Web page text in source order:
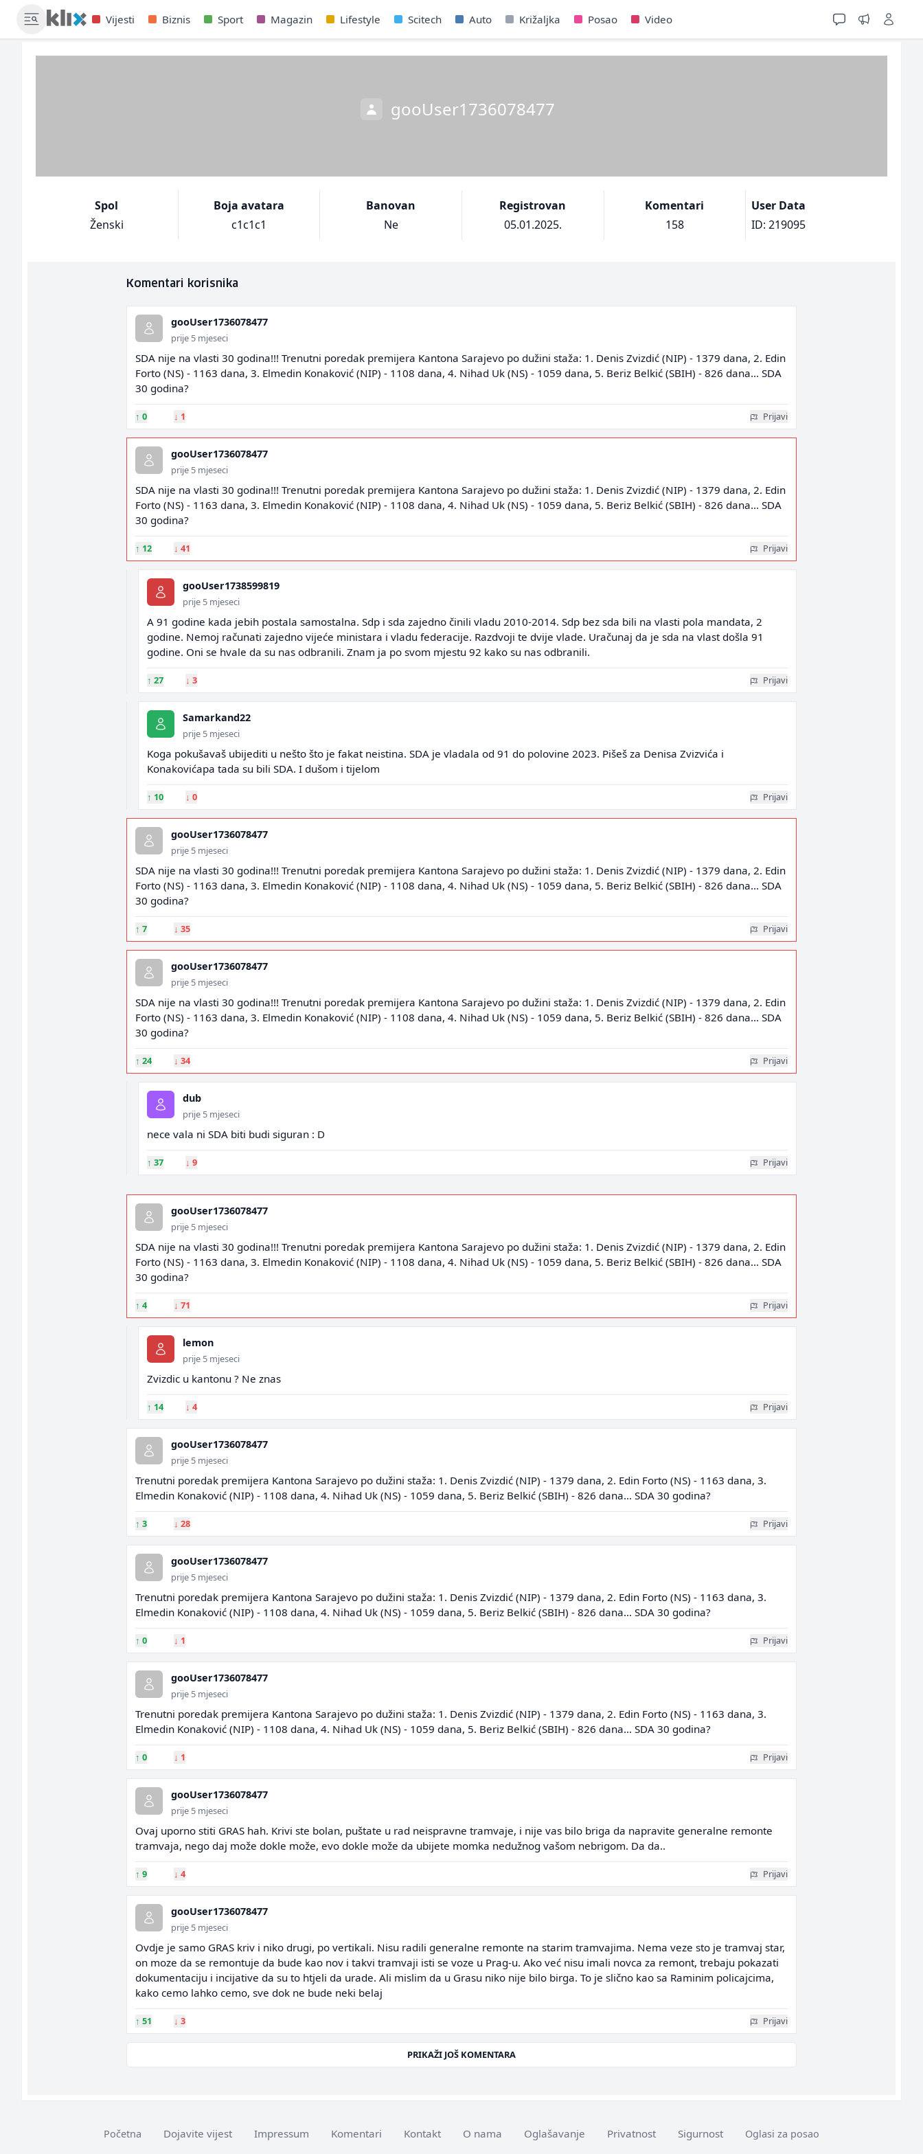
Vijesti Biznis Sport Magazin Lifestyle Scitech Auto Križaljka Posao Video
gooUser1736078477
Spol
Ženski
Boja avatara
c1c1c1
Banovan
Ne
Registrovan
05.01.2025.
Komentari
158
User Data
ID: 219095
Komentari korisnika
gooUser1736078477
prije 5 mjeseci
SDA nije na vlasti 30 godina!!! Trenutni poredak premijera Kantona Sarajevo po dužini staža: 1. Denis Zvizdić (NIP) - 1379 dana, 2. Edin
Forto (NS) - 1163 dana, 3. Elmedin Konaković (NIP) - 1108 dana, 4. Nihad Uk (NS) - 1059 dana, 5. Beriz Belkić (SBIH) - 826 dana... SDA
30 godina?
↑ 0 ↓ 1 Prijavi
gooUser1736078477
prije 5 mjeseci
SDA nije na vlasti 30 godina!!! Trenutni poredak premijera Kantona Sarajevo po dužini staža: 1. Denis Zvizdić (NIP) - 1379 dana, 2. Edin
Forto (NS) - 1163 dana, 3. Elmedin Konaković (NIP) - 1108 dana, 4. Nihad Uk (NS) - 1059 dana, 5. Beriz Belkić (SBIH) - 826 dana... SDA
30 godina?
↑ 12 ↓ 41 Prijavi
gooUser1738599819
prije 5 mjeseci
A 91 godine kada jebih postala samostalna. Sdp i sda zajedno činili vladu 2010-2014. Sdp bez sda bili na vlasti pola mandata, 2
godine. Nemoj računati zajedno vijeće ministara i vladu federacije. Razdvoji te dvije vlade. Uračunaj da je sda na vlast došla 91
godine. Oni se hvale da su nas odbranili. Znam ja po svom mjestu 92 kako su nas odbranili.
↑ 27 ↓ 3 Prijavi
Samarkand22
prije 5 mjeseci
Koga pokušavaš ubijediti u nešto što je fakat neistina. SDA je vladala od 91 do polovine 2023. Pišeš za Denisa Zvizvića i
Konakovićapa tada su bili SDA. I dušom i tijelom
↑ 10 ↓ 0 Prijavi
gooUser1736078477
prije 5 mjeseci
SDA nije na vlasti 30 godina!!! Trenutni poredak premijera Kantona Sarajevo po dužini staža: 1. Denis Zvizdić (NIP) - 1379 dana, 2. Edin
Forto (NS) - 1163 dana, 3. Elmedin Konaković (NIP) - 1108 dana, 4. Nihad Uk (NS) - 1059 dana, 5. Beriz Belkić (SBIH) - 826 dana... SDA
30 godina?
↑ 7 ↓ 35 Prijavi
gooUser1736078477
prije 5 mjeseci
SDA nije na vlasti 30 godina!!! Trenutni poredak premijera Kantona Sarajevo po dužini staža: 1. Denis Zvizdić (NIP) - 1379 dana, 2. Edin
Forto (NS) - 1163 dana, 3. Elmedin Konaković (NIP) - 1108 dana, 4. Nihad Uk (NS) - 1059 dana, 5. Beriz Belkić (SBIH) - 826 dana... SDA
30 godina?
↑ 24 ↓ 34 Prijavi
dub
prije 5 mjeseci
nece vala ni SDA biti budi siguran : D
↑ 37 ↓ 9 Prijavi
gooUser1736078477
prije 5 mjeseci
SDA nije na vlasti 30 godina!!! Trenutni poredak premijera Kantona Sarajevo po dužini staža: 1. Denis Zvizdić (NIP) - 1379 dana, 2. Edin
Forto (NS) - 1163 dana, 3. Elmedin Konaković (NIP) - 1108 dana, 4. Nihad Uk (NS) - 1059 dana, 5. Beriz Belkić (SBIH) - 826 dana... SDA
30 godina?
↑ 4 ↓ 71 Prijavi
lemon
prije 5 mjeseci
Zvizdic u kantonu ? Ne znas
↑ 14 ↓ 4 Prijavi
gooUser1736078477
prije 5 mjeseci
Trenutni poredak premijera Kantona Sarajevo po dužini staža: 1. Denis Zvizdić (NIP) - 1379 dana, 2. Edin Forto (NS) - 1163 dana, 3.
Elmedin Konaković (NIP) - 1108 dana, 4. Nihad Uk (NS) - 1059 dana, 5. Beriz Belkić (SBIH) - 826 dana... SDA 30 godina?
↑ 3 ↓ 28 Prijavi
gooUser1736078477
prije 5 mjeseci
Trenutni poredak premijera Kantona Sarajevo po dužini staža: 1. Denis Zvizdić (NIP) - 1379 dana, 2. Edin Forto (NS) - 1163 dana, 3.
Elmedin Konaković (NIP) - 1108 dana, 4. Nihad Uk (NS) - 1059 dana, 5. Beriz Belkić (SBIH) - 826 dana... SDA 30 godina?
↑ 0 ↓ 1 Prijavi
gooUser1736078477
prije 5 mjeseci
Trenutni poredak premijera Kantona Sarajevo po dužini staža: 1. Denis Zvizdić (NIP) - 1379 dana, 2. Edin Forto (NS) - 1163 dana, 3.
Elmedin Konaković (NIP) - 1108 dana, 4. Nihad Uk (NS) - 1059 dana, 5. Beriz Belkić (SBIH) - 826 dana... SDA 30 godina?
↑ 0 ↓ 1 Prijavi
gooUser1736078477
prije 5 mjeseci
Ovaj uporno stiti GRAS hah. Krivi ste bolan, puštate u rad neispravne tramvaje, i nije vas bilo briga da napravite generalne remonte
tramvaja, nego daj može dokle može, evo dokle može da ubijete momka nedužnog vašom nebrigom. Da da..
↑ 9 ↓ 4 Prijavi
gooUser1736078477
prije 5 mjeseci
Ovdje je samo GRAS kriv i niko drugi, po vertikali. Nisu radili generalne remonte na starim tramvajima. Nema veze sto je tramvaj star,
on moze da se remontuje da bude kao nov i takvi tramvaji isti se voze u Prag-u. Ako već nisu imali novca za remont, trebaju pokazati
dokumentaciju i incijative da su to htjeli da urade. Ali mislim da u Grasu niko nije bilo birga. To je slično kao sa Raminim policajcima,
kako cemo lahko cemo, sve dok ne bude neki belaj
↑ 51 ↓ 3 Prijavi
PRIKAŽI JOŠ KOMENTARA
Početna Dojavite vijest Impressum Komentari Kontakt O nama Oglašavanje Privatnost Sigurnost Oglasi za posao